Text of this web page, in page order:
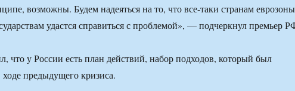
возможны. Будем надеяться на то, что все-таки странам еврозоны
удастся справиться с проблемой», — подчеркнул премьер
что у России есть план действий, набор подходов, который был
предыдущего кризиса.